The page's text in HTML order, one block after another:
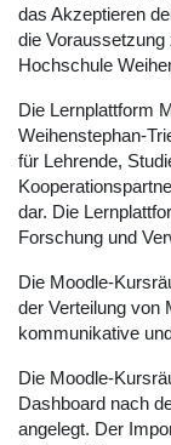
das Akzeptieren
die
Hochschule
Die Lernplattform
Weihenstephan-
für Lehrende,
dar. Die
Forschung und
Die Moodle-
der Verteilung von
kommunikative
Die Moodle-
Dashboard nach
angelegt. Der